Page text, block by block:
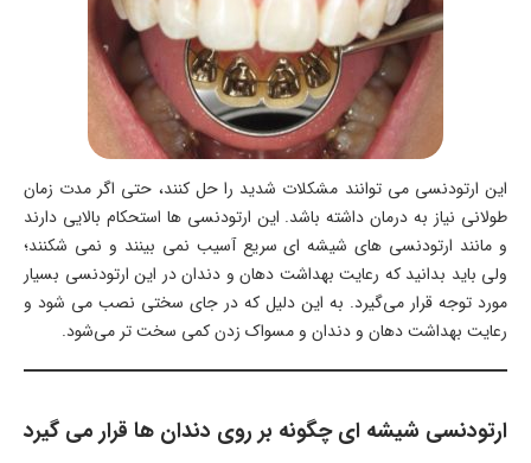
این ارتودنسی می توانند مشکلات شدید را حل کنند، حتی اگر مدت زمان
طولانی نیاز به درمان داشته باشد. این ارتودنسی ها استحکام بالایی دارند
و مانند ارتودنسی های شیشه ای سریع آسیب نمی بینند و نمی شکنند؛
ولی باید بدانید که رعایت بهداشت دهان و دندان در این ارتودنسی بسیار
مورد توجه قرار می‌گیرد. به این دلیل که در جای سختی نصب می شود و
رعایت بهداشت دهان و دندان و مسواک زدن کمی سخت تر می‌شود.
ارتودنسی شیشه ای چگونه بر روی دندان ها قرار می گیرد